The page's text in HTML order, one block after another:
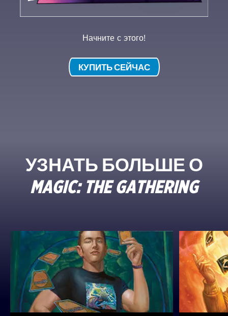
Начните с этого!
КУПИТЬ СЕЙЧАС
УЗНАТЬ БОЛЬШЕ О
MAGIC: THE GATHERING